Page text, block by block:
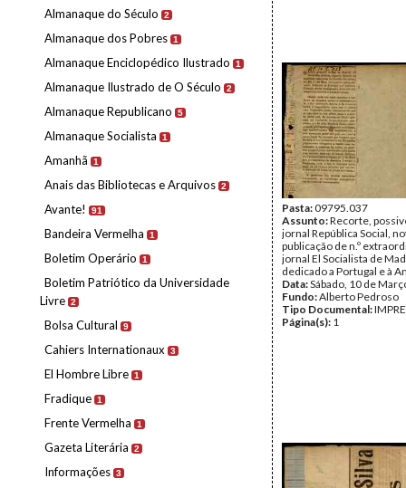
Almanaque do Século 2
Almanaque dos Pobres 1
Almanaque Enciclopédico Ilustrado 1
Almanaque Ilustrado de O Século 2
Almanaque Republicano 5
Almanaque Socialista 1
Amanhã 1
Anais das Bibliotecas e Arquivos 2
Avante! 91
Bandeira Vermelha 1
Boletim Operário 1
Boletim Patriótico da Universidade
Livre 2
Bolsa Cultural 9
Cahiers Internationaux 3
El Hombre Libre 1
Fradique 1
Frente Vermelha 1
Gazeta Literária 2
Informações 3
Pasta:09795.037
Assunto:Recorte,
jornal República Social,
publicação de n.º
jornal El Socialista de
dedicado a Portugal e à
Data:Sábado, 10 de
Fundo:Alberto Pedroso
Tipo Documental:
Página(s): 1